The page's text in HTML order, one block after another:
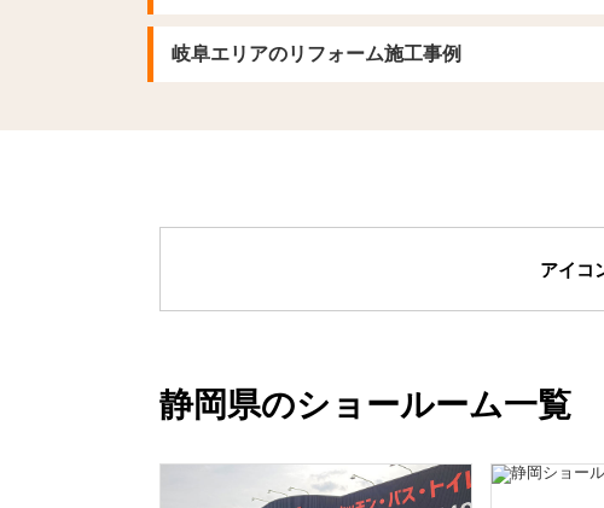
岐阜エリアのリフォーム施工事例
アイコ
静岡県のショールーム一覧